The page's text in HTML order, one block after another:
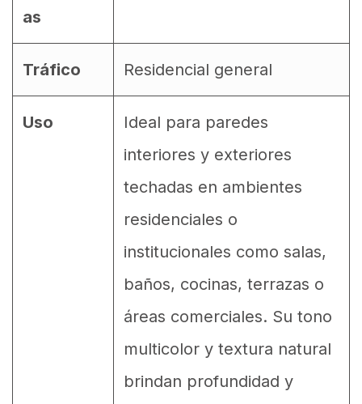
as
Tráfico Residencial general
Uso
Ideal para paredes
interiores y exteriores
techadas en ambientes
residenciales o
institucionales como salas,
baños, cocinas, terrazas o
áreas comerciales. Su tono
multicolor y textura natural
brindan profundidad y